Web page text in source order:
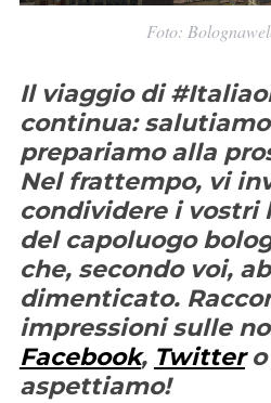
Foto:
Il viaggio di
continua:
prepariamo alla
Nel frattempo, vi
condividere i
del capoluogo
che, secondo voi,
dimenticato.
impressioni sulle
Facebook, Twittero
aspettiamo!